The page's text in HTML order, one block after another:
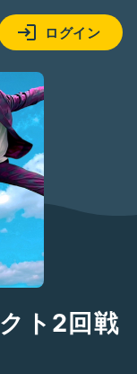
ログイン
ト2回戦